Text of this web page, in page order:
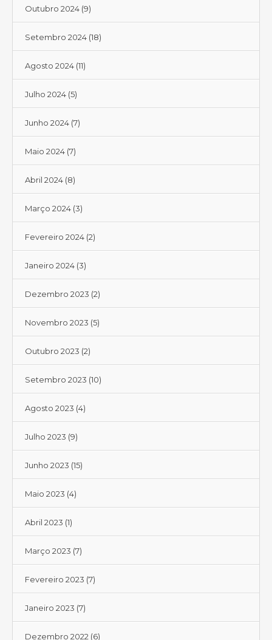
Outubro 2024 (9)
Setembro 2024 (18)
Agosto 2024 (11)
Julho 2024 (5)
Junho 2024 (7)
Maio 2024 (7)
Abril 2024 (8)
Março 2024 (3)
Fevereiro 2024 (2)
Janeiro 2024 (3)
Dezembro 2023 (2)
Novembro 2023 (5)
Outubro 2023 (2)
Setembro 2023 (10)
Agosto 2023 (4)
Julho 2023 (9)
Junho 2023 (15)
Maio 2023 (4)
Abril 2023 (1)
Março 2023 (7)
Fevereiro 2023 (7)
Janeiro 2023 (7)
Dezembro 2022 (6)